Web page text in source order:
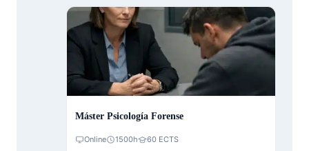
Máster Psicología Forense
Online 1500h 60 ECTS